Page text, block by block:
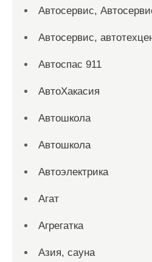
Автосервис,
Автосервис,
Автоспас 911
АвтоХакасия
Автошкола
Автошкола
Автоэлектрика
Агат
Агрегатка
Азия, сауна